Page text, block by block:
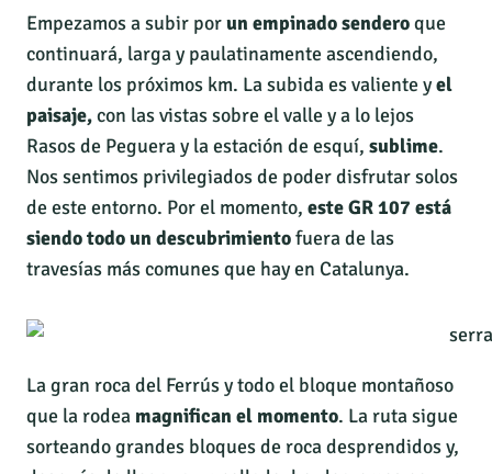
Empezamos a subir porun empinado senderoque
continuará, larga y paulatinamente ascendiendo,
durante los próximos km. La subida es valiente yel
paisaje,con las vistas sobre el valle y a lo lejos
Rasos de Peguera y la estación de esquí, sublime.
Nos sentimos privilegiados de poder disfrutar solos
de este entorno. Por el momento, este GR 107 está
siendo todo un descubrimientofuera de las
travesías más comunes que hay en Catalunya.
La gran roca del Ferrús y todo el bloque montañoso
que la rodea magnifican el momento. La ruta sigue
sorteando grandes bloques de roca desprendidos y,